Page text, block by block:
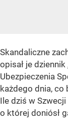
Skandaliczne
opisał je dziennik
Ubezpieczenia
każdego dnia, co
Ile dziś w Szwecji
o której doniósł